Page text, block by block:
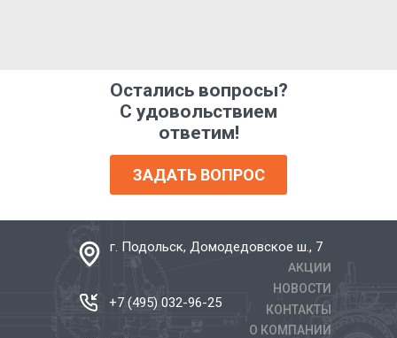
Остались вопросы?
С удовольствием
ответим!
ЗАДАТЬ ВОПРОС
г. Подольск, Домодедовское ш., 7
АКЦИИ
+7 (495) 032-96-25
НОВОСТИ
КОНТАКТЫ
О КОМПАНИИ